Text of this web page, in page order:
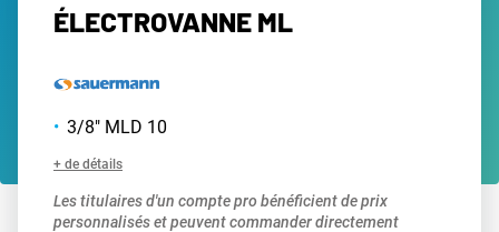
ÉLECTROVANNE ML
3/8" MLD 10
+ de détails
Les titulaires d'un compte pro bénéficient de prix
personnalisés et peuvent commander directement